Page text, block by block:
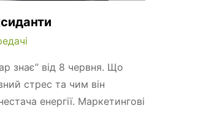
знає” від 8 червня. Що
стрес та чим він
енергії. Маркетингові